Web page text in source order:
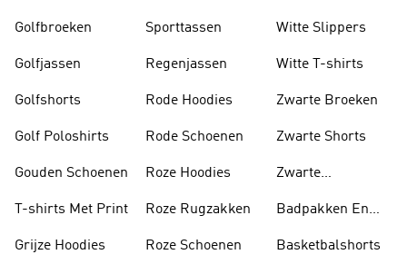
Golfbroeken
Golfjassen
Golfshorts
Golf Poloshirts
Gouden Schoenen
T-shirts Met Print
Grijze Hoodies
Sporttassen
Regenjassen
Rode Hoodies
Rode Schoenen
Roze Hoodies
Roze Rugzakken
Roze Schoenen
Witte Slippers
Witte T-shirts
Zwarte Broeken
Zwarte Shorts
Zwarte
Badpakken En
Basketbalshorts